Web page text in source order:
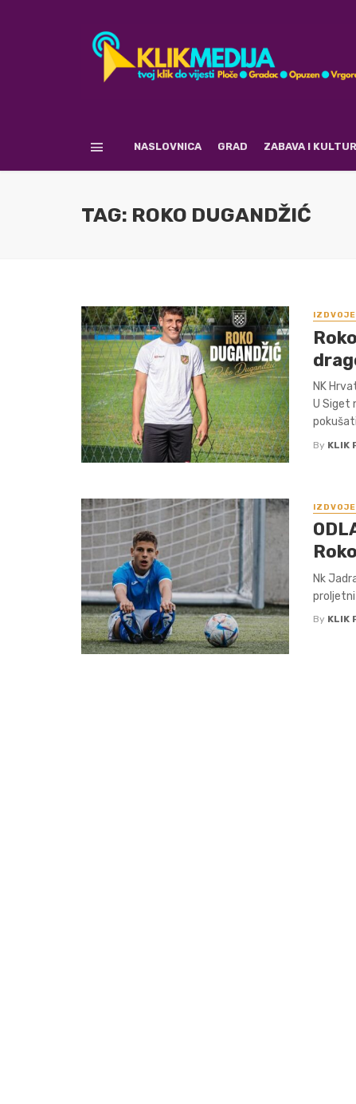
NASLOVNICA GRAD ZABAVA I
TAG: ROKO DUGANDŽIĆ
NK
U Siget
By KLIK
Nk
By KLIK